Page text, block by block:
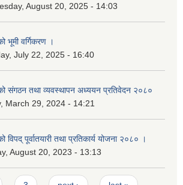
August 20, 2025 - 14:03
भूमी वर्गिकरण ।
July 22, 2025 - 16:40
संगठन तथा व्यवस्थापन अध्ययन प्रतिवेदन २०८०
March 29, 2024 - 14:21
पूर्वातयारी तथा प्रतिकार्य योजना २०८० ।
August 20, 2023 - 13:13